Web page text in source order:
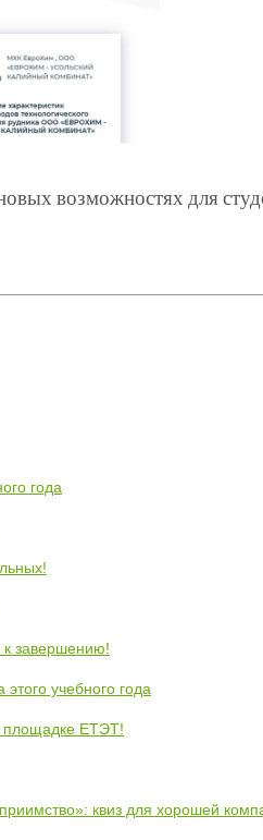
возможностях для
года
к завершению!
учебного года
площадке ЕТЭТ!
квиз для хорошей